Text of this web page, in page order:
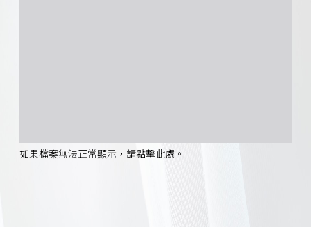
如果檔案無法正常顯示，請點擊此處。